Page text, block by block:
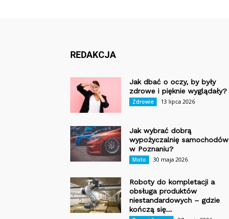
REDAKCJA
Jak dbać o oczy, by były
zdrowe i pięknie wyglądały?
Zdrowie 13 lipca 2026
Jak wybrać dobrą
wypożyczalnię samochodów
w Poznaniu?
Moto 30 maja 2026
Roboty do kompletacji a
obsługa produktów
niestandardowych – gdzie
kończą się...